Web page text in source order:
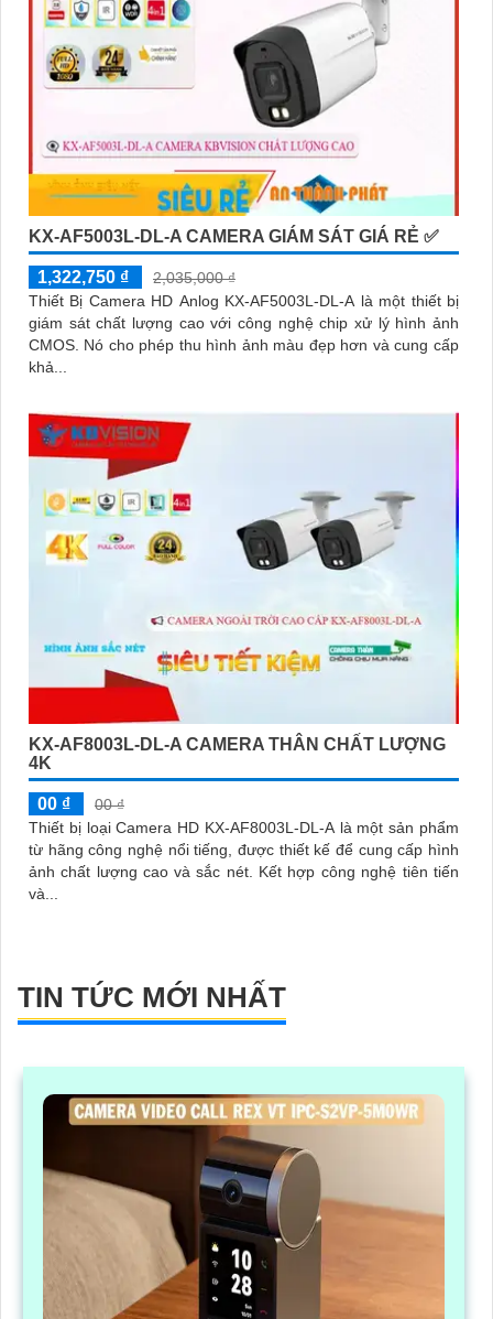
KX-AF5003L-DL-A CAMERA GIÁM SÁT GIÁ RẺ ✅
1,322,750 ₫
2,035,000 ₫
Thiết Bị Camera HD Anlog KX-AF5003L-DL-A là một thiết bị
giám sát chất lượng cao với công nghệ chip xử lý hình ảnh
CMOS. Nó cho phép thu hình ảnh màu đẹp hơn và cung cấp
khả...
KX-AF8003L-DL-A CAMERA THÂN CHẤT LƯỢNG
4K
00 ₫
00 ₫
Thiết bị loại Camera HD KX-AF8003L-DL-A là một sản phẩm
từ hãng công nghệ nổi tiếng, được thiết kế để cung cấp hình
ảnh chất lượng cao và sắc nét. Kết hợp công nghệ tiên tiến
và...
TIN TỨC MỚI NHẤT